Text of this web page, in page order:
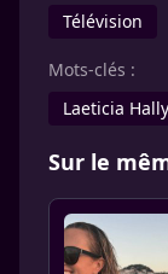
Télévision
Mots-clés :
Laeticia
Sur le